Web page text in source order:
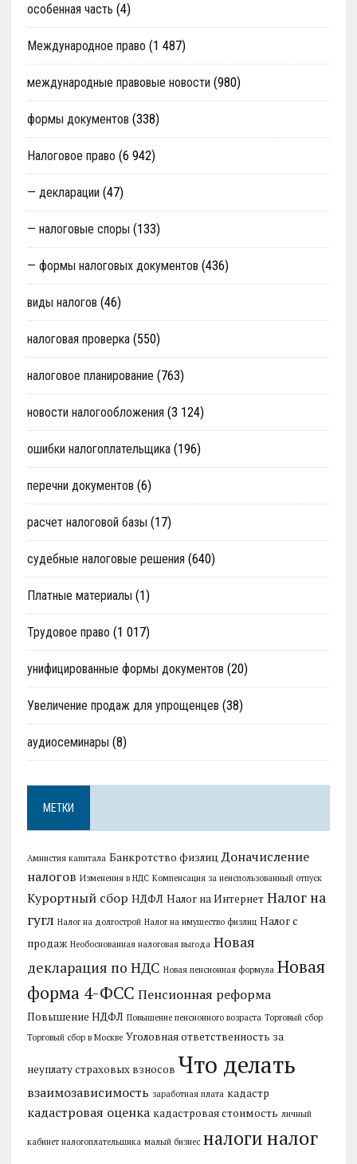
особенная часть (4)
Международное право (1 487)
международные правовые новости (980)
формы документов (338)
Налоговое право (6 942)
— декларации (47)
— налоговые споры (133)
— формы налоговых документов (436)
виды налогов (46)
налоговая проверка(550)
налоговое планирование (763)
новости налогообложения (3 124)
ошибки налогоплательщика(196)
перечни документов (6)
расчет налоговой базы (17)
судебные налоговые решения (640)
Платные материалы (1)
Трудовое право (1 017)
унифицированные формы документов (20)
Увеличение продаж для упрощенцев (38)
аудиосеминары (8)
МЕТКИ
Амнистия капитала Банкротство физлиц Доначисление
налогов Изменения в НДС Компенсация за неиспользованный отпуск
Курортный сбор НДФЛ Налог на Интернет Налог на
гугл Налог на долгострой Налог на имущество физлиц Налог с
продаж Необоснованная налоговая выгода Новая
декларация по НДС Новая пенсионная формула Новая
форма 4-ФСС Пенсионная реформа
Повышение НДФЛ Повышение пенсионного возраста Торговый сбор
Торговый сбор в Москве Уголовная ответственность за
неуплату страховых взносов Что делать
взаимозависимость заработная плата кадастр
кадастровая оценка кадастровая стоимость личный
кабинет налогоплательщика малый бизнес налоги налог